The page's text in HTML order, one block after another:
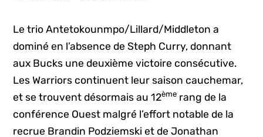
Le trio Antetokounmpo/Lillard/Middleton a
dominé en l’absence de Steph Curry, donnant
aux Bucks une deuxième victoire consécutive.
Les Warriors continuent leur saison cauchemar,
et se trouvent désormais au 12ème rang de la
conférence Ouest malgré l’effort notable de la
recrue Brandin Podziemski et de Jonathan